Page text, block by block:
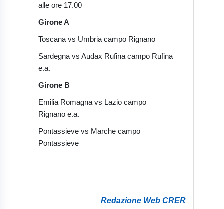
alle ore 17.00
Girone A
Toscana vs Umbria campo Rignano
Sardegna vs Audax Rufina campo Rufina
e.a.
Girone B
Emilia Romagna vs Lazio campo
Rignano e.a.
Pontassieve vs Marche campo
Pontassieve
Redazione Web CRER